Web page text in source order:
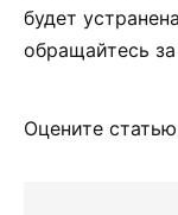
будет
обращайтесь
Оцените статью